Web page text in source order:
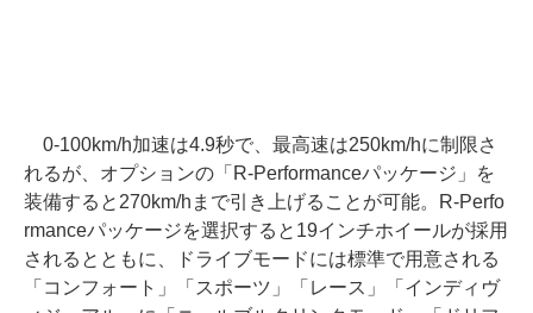
0-100km/h加速は4.9秒で、最高速は250km/hに制限さ
れるが、オプションの「R-Performanceパッケージ」を
装備すると270km/hまで引き上げることが可能。R-Perfo
rmanceパッケージを選択すると19インチホイールが採用
されるとともに、ドライブモードには標準で用意される
「コンフォート」「スポーツ」「レース」「インディヴ